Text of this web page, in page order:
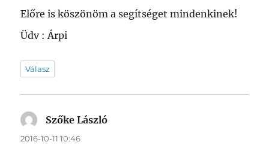
Előre is köszönöm a segítséget mindenkinek!
Üdv : Árpi
Válasz
Szőke László
2016-10-11 10:46